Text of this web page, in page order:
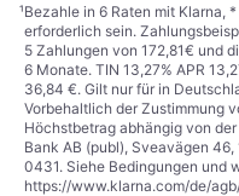
¹Bezahle in 6 Raten mit Klarna,
erforderlich sein.
5 Zahlungen von 172,81€ und
6 Monate. TIN 13,27% APR
36,84 €. Gilt nur für in
Vorbehaltlich der Zustimmung
Höchstbetrag abhängig von
Bank AB (publ), Sveavägen
0431. Siehe Bedingungen und
https://www.klarna.com/de/